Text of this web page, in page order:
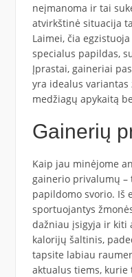
neįmanoma ir tai
atvirkštinė situacija
Laimei, čia
specialus papildas,
Įprastai, gaineriai
yra idealus
medžiagų apykaitą
Gainerių
Kaip jau minėjome
gainerio privalumų
papildomo svorio. Iš
sportuojantys
dažniau įsigyja ir kiti
kalorijų šaltinis,
tapsite labiau
aktualus tiems,